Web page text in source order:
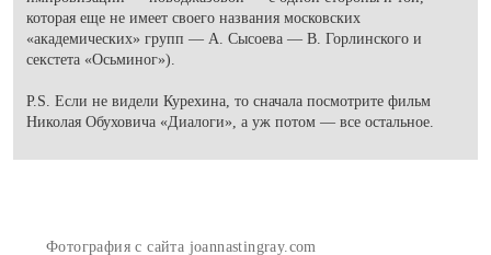
которая еще не имеет своего названия московских
«академических» групп — А. Сысоева — В. Горлинского и
секстета «Осьминог»).
P.S. Если не видели Курехина, то сначала посмотрите фильм
Николая Обуховича «Диалоги», а уж потом — все остальное.
Фотография с сайта joannastingray.com